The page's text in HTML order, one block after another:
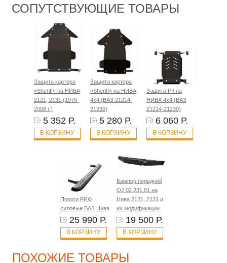
СОПУТСТВУЮЩИЕ ТОВАРЫ
Защита картера
«Sheriff» на НИВА
2121, 2131 (1976-
2008 г.)
5 352 Р.
В КОРЗИНУ
Защита картера
«Sheriff» на НИВА
4x4 (ВАЗ 21214-
21230)
5 280 Р.
В КОРЗИНУ
Защита РК на
НИВА 4x4 (ВАЗ
21214-21230)
6 060 Р.
В КОРЗИНУ
Пороги РИФ
силовые ВАЗ Нива
25 990 Р.
В КОРЗИНУ
Бампер передний
OJ 02.231.01 на
Нива 2121, 2131 и
их модификации
19 500 Р.
В КОРЗИНУ
ПОХОЖИЕ ТОВАРЫ